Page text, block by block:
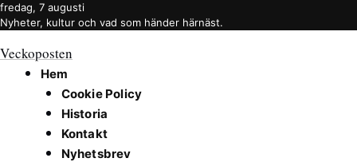
fredag, 7 augusti
Nyheter, kultur och vad som händer härnäst.
Veckoposten
Hem
Cookie Policy
Historia
Kontakt
Nyhetsbrev